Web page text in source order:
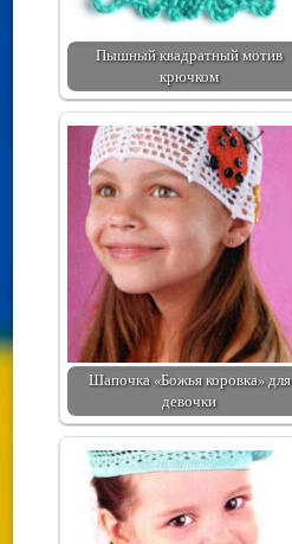
Пышный квадратный мотив
крючком
Шапочка «Божья коровка» для
девочки